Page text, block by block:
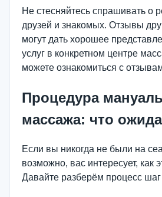
Не стесняйтесь спрашивать о
друзей и знакомых. Отзывы
могут дать хорошее
услуг в конкретном центре
можете ознакомиться с
Процедура
массажа: что
Если вы никогда не были на
возможно, вас интересует, как
Давайте разберём процесс